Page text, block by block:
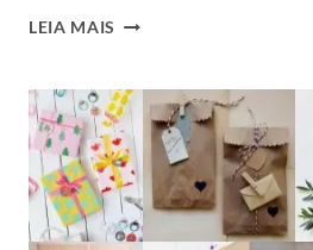
LEIA MAIS PRESENTE
35
IDEIAS
DE
LEMBRANCINHAS
PARA
AGRADECER